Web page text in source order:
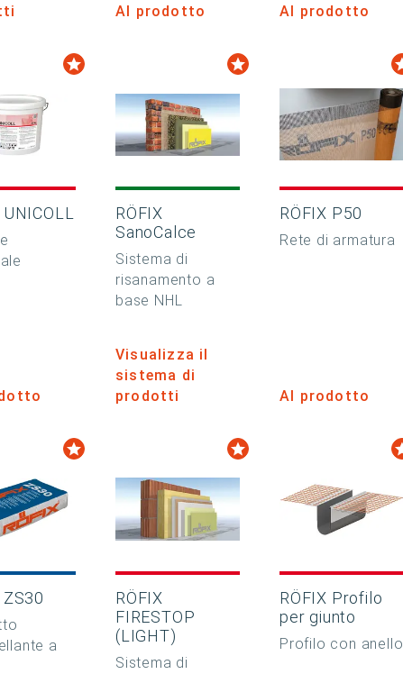
Al prodotto Al prodotto
RÖFIX
SanoCalce
Sistema di
risanamento a
base NHL
Visualizza il
sistema di
prodotti
RÖFIX P50
Rete di armatura
Al prodotto
ZS30
a
RÖFIX
FIRESTOP
(LIGHT)
Sistema di
RÖFIX Profilo
per giunto
Profilo con anello